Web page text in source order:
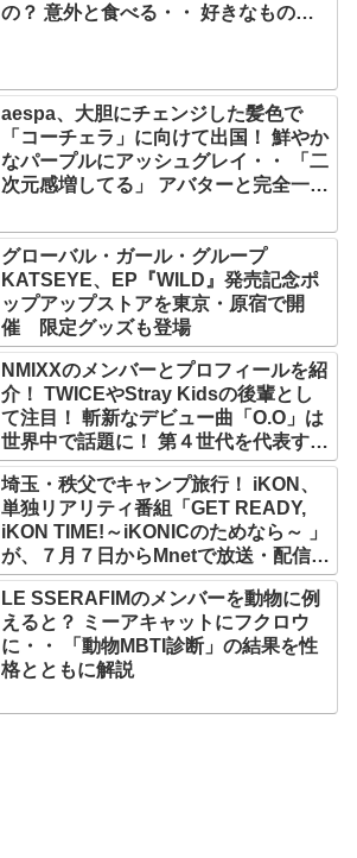
の？ 意外と食べる・・ 好きなものを
aespa、大胆にチェンジした髪色で
「コーチェラ」に向けて出国！ 鮮やか
なパープルにアッシュグレイ・・ 「二
次元感増してる」 アバターと完全一致
グローバル・ガール・グループ
KATSEYE、EP『WILD』発売記念ポ
ップアップストアを東京・原宿で開
催 限定グッズも登場
NMIXXのメンバーとプロフィールを紹
介！ TWICEやStray Kidsの後輩とし
て注目！ 斬新なデビュー曲「O.O」は
世界中で話題に！ 第４世代を代表する
美女ソリュンをはじめ、全員ビジュア
ルメンバーといわれるその魅力をチェ
ック
埼玉・秩父でキャンプ旅行！ iKON、
単独リアリティ番組「GET READY,
iKON TIME!～iKONICのためなら～ 」
が、７月７日からMnetで放送・配信ス
タート
LE SSERAFIMのメンバーを動物に例
えると？ ミーアキャットにフクロウ
に・・ 「動物MBTI診断」の結果を性
格とともに解説